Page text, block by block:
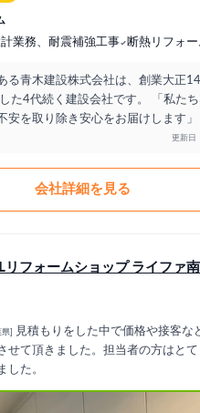
業務、耐震補強工事 断熱リフォー
る青木建設株式会社は、創業大正
た4代続く建設会社です。 「私た
安を取り除き安心をお届けします」
更新日
会社詳細を見る
リフォームショップ ライファ
]
見積もりをした中で価格や接客な
せて頂きました。担当者の方はと
した。